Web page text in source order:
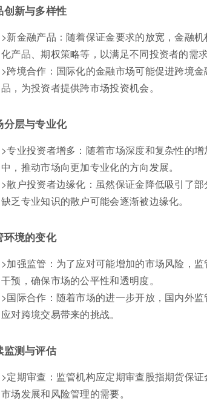
创新与多样性
>新金融产品：随着保证金要求的放宽，金融
化产品、期权策略等，以满足不同投资者的需求
>跨境合作：国际化的金融市场可能促进跨境
品，为投资者提供跨市场投资机会。
分层与专业化
>专业投资者增多：随着市场深度和复杂性的
中，推动市场向更加专业化的方向发展。
>散户投资者边缘化：虽然保证金降低吸引了
缺乏专业知识的散户可能会逐渐被边缘化。
环境的变化
>加强监管：为了应对可能增加的市场风险，
干预，确保市场的公平性和透明度。
>国际合作：随着市场的进一步开放，国内外
应对跨境交易带来的挑战。
监测与评估
>定期审查：监管机构应定期审查股指期货保
市场发展和风险管理的需要。